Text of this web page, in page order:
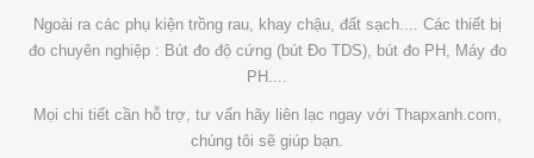
Ngoài ra các phụ kiện trồng rau, khay chậu, đất sạch.... Các thiết bị
đo chuyên nghiệp : Bút đo độ cứng (bút Đo TDS), bút đo PH, Máy đo
PH....
Mọi chi tiết cần hỗ trợ, tư vấn hãy liên lạc ngay với Thapxanh.com,
chúng tôi sẽ giúp bạn.